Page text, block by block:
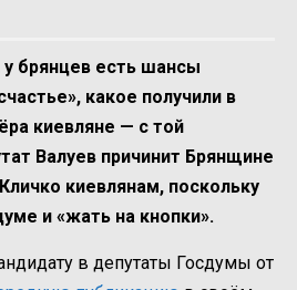
брянцев есть шансы
какое получили в
киевляне — с той
Валуев причинит Брянщине
киевлянам, поскольку
и «жать на кнопки».
в депутаты Госдумы от